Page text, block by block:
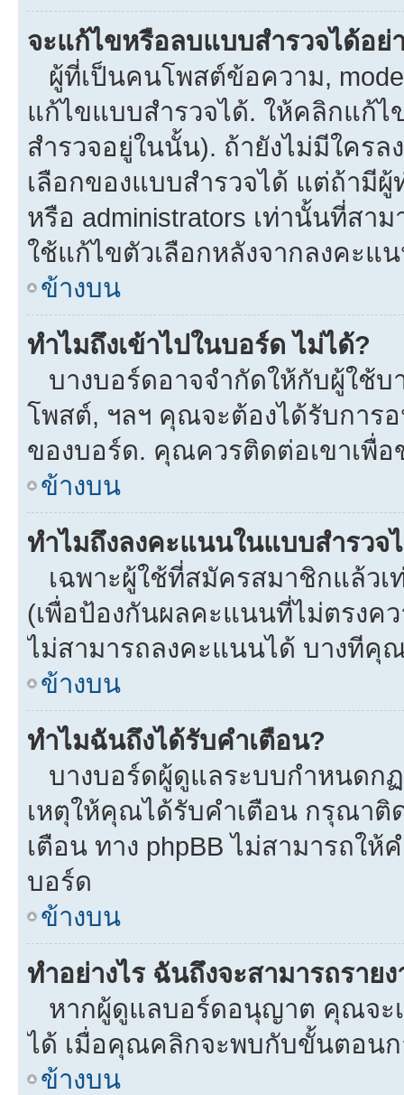
จะแก้ไขหรือลบแบบสำรวจได้อย่
ผู้ที่เป็นคนโพสต์ข้อความ,
แก้ไขแบบสำรวจได้. ให้คลิกแก้
สำรวจอยู่ในนั้น). ถ้ายังไม่มีใคร
เลือกของแบบสำรวจได้ แต่ถ้ามีผู้
หรือ administrators เท่านั้นที่สา
ใช้แก้ไขตัวเลือกหลังจากลงคะแ
ข้างบน
ทำไมถึงเข้าไปในบอร์ด ไม่ได้?
บางบอร์ดอาจจำกัดให้กับผู้ใช้บ
โพสต์, ฯลฯ คุณจะต้องได้รับการ
ของบอร์ด. คุณควรติดต่อเขาเพื่
ข้างบน
ทำไมถึงลงคะแนนในแบบสำรวจ
เฉพาะผู้ใช้ที่สมัครสมาชิกแล้ว
(เพื่อป้องกันผลคะแนนที่ไม่ตรงค
ไม่สามารถลงคะแนนได้ บางทีคุ
ข้างบน
ทำไมฉันถึงได้รับคำเตือน?
บางบอร์ดผู้ดูแลระบบกำหนดก
เหตุให้คุณได้รับคำเตือน กรุณา
เตือน ทาง phpBB ไม่สามารถใ
บอร์ด
ข้างบน
ทำอย่างไร ฉันถึงจะสามารถรา
หากผู้ดูแลบอร์ดอนุญาต คุณจะเ
ได้ เมื่อคุณคลิกจะพบกับขั้นตอนก
ข้างบน